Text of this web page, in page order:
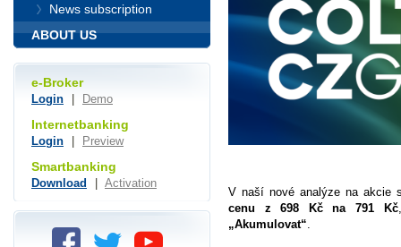
V naší nové analýze na akcie
cenu z 698 Kč na 791 Kč
„Akumulovat“
News subscription
ABOUT US
e-Broker
Login Demo
Internetbanking
Login Preview
Smartbanking
Download Activation